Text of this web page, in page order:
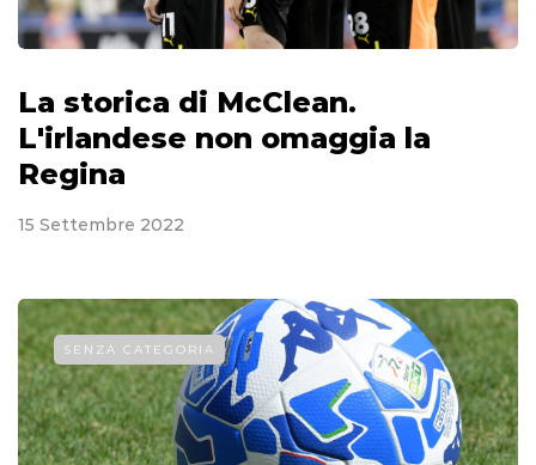
La storica di McClean.
L'irlandese non omaggia la
Regina
15 Settembre 2022
SENZA CATEGORIA